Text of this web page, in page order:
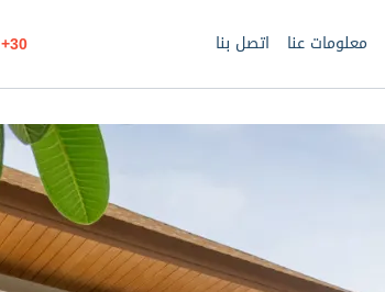
معلومات عنا اتصل بنا 30+